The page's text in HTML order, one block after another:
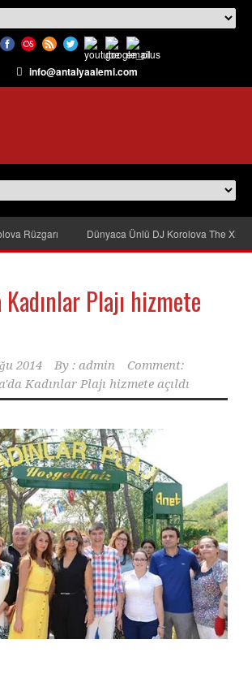
info@antalyaalemi.com
Rüzgarı Dünyaca Ünlü DJ Korolova The
Kadınlar Plajı hizmete
2014 By : admin
Comment:
Kadınlar Plajı hizmete açıldı